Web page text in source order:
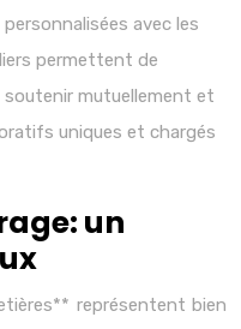
avec les
permettent de
soutenir mutuellement et
uniques et chargés
un
représentent bien